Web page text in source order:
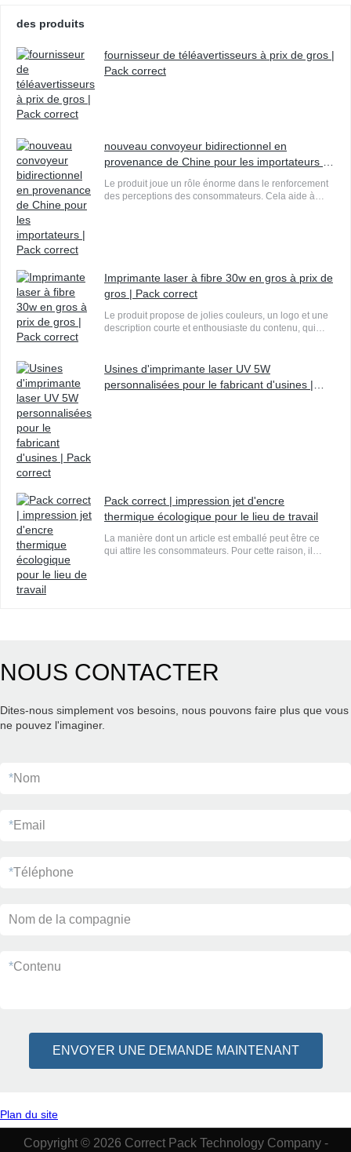
des produits
fournisseur de téléavertisseurs à prix de gros |
Pack correct
nouveau convoyeur bidirectionnel en
provenance de Chine pour les importateurs |
Pack correct
Le produit joue un rôle énorme dans le renforcement
des perceptions des consommateurs. Cela aide à
Imprimante laser à fibre 30w en gros à prix de
gros | Pack correct
Le produit propose de jolies couleurs, un logo et une
description courte et enthousiaste du contenu, qui
Usines d'imprimante laser UV 5W
personnalisées pour le fabricant d'usines |
Pack correct | impression jet d'encre
thermique écologique pour le lieu de travail
La manière dont un article est emballé peut être ce
qui attire les consommateurs. Pour cette raison, il
NOUS CONTACTER
Dites-nous simplement vos besoins, nous pouvons faire plus que vous
ne pouvez l'imaginer.
*Nom
*Email
*Téléphone
Nom de la compagnie
*Contenu
ENVOYER UNE DEMANDE MAINTENANT
Plan du site
Copyright © 2026 Correct Pack Technology Company -